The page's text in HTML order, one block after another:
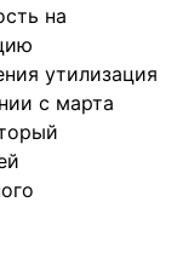
на
утилизация
с марта